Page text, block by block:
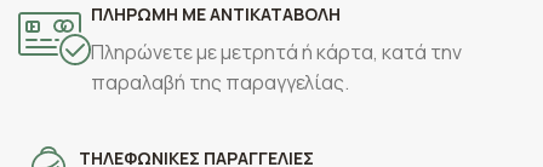
ΠΛΗΡΩΜΗ ΜΕ ΑΝΤΙΚΑΤΑΒΟΛΗ
Πληρώνετε με μετρητά ή κάρτα, κατά την
παραλαβή της παραγγελίας.
ΤΗΛΕΦΩΝΙΚΕΣ ΠΑΡΑΓΓΕΛΙΕΣ